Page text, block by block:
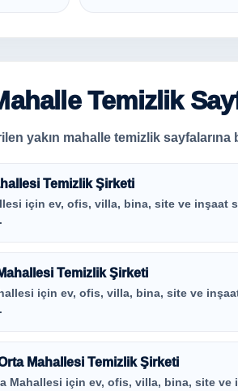
Temizlik
yakın mahalle temizlik
Temizlik Şirketi
için ev, ofis, villa, bina, site ve inşaat
Temizlik Şirketi
için ev, ofis, villa, bina, site ve
Mahallesi Temizlik Şirketi
Mahallesi için ev, ofis, villa, bina, site ve